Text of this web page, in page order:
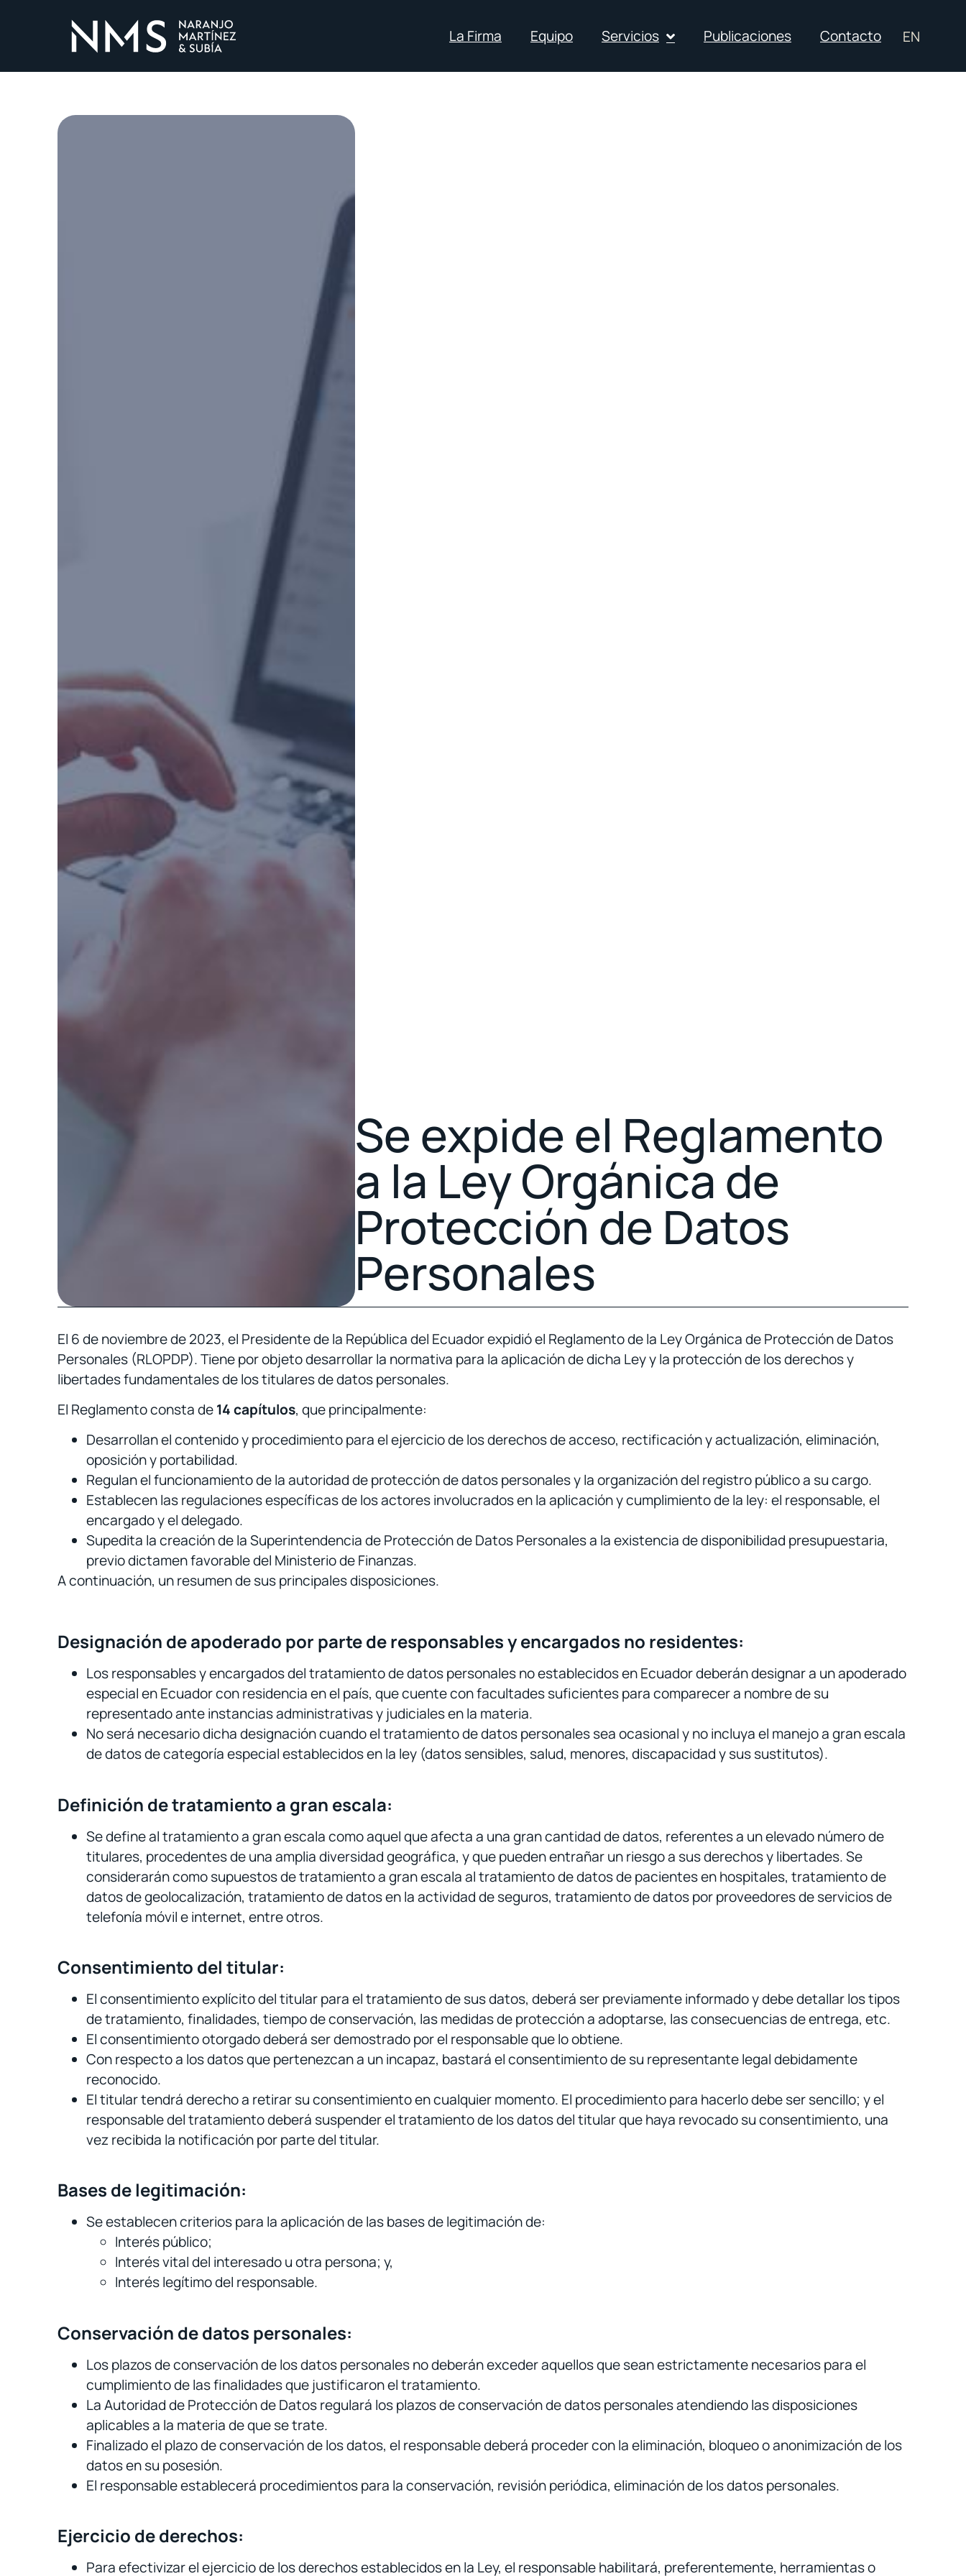
La Firma Equipo Servicios Publicaciones Contacto EN
Se expide el Reglamento
a la Ley Orgánica de
Protección de Datos
Personales
El 6 de noviembre de 2023, el Presidente de la República del Ecuador expidió el Reglamento de la Ley Orgánica de Protección de Datos
Personales (RLOPDP). Tiene por objeto desarrollar la normativa para la aplicación de dicha Ley y la protección de los derechos y
libertades fundamentales de los titulares de datos personales.
El Reglamento consta de14 capítulos, que principalmente:
Desarrollan el contenido y procedimiento para el ejercicio de los derechos de acceso, rectificación y actualización, eliminación,
oposición y portabilidad.
Regulan el funcionamiento de la autoridad de protección de datos personales y la organización del registro público a su cargo.
Establecen las regulaciones específicas de los actores involucrados en la aplicación y cumplimiento de la ley: el responsable, el
encargado y el delegado.
Supedita la creación de la Superintendencia de Protección de Datos Personales a la existencia de disponibilidad presupuestaria,
previo dictamen favorable del Ministerio de Finanzas.
A continuación, un resumen de sus principales disposiciones.
Designación de apoderado por parte de responsables y encargados no residentes:
Los responsables y encargados del tratamiento de datos personales no establecidos en Ecuador deberán designar a un apoderado
especial en Ecuador con residencia en el país, que cuente con facultades suficientes para comparecer a nombre de su
representado ante instancias administrativas y judiciales en la materia.
No será necesario dicha designación cuando el tratamiento de datos personales sea ocasional y no incluya el manejo a gran escala
de datos de categoría especial establecidos en la ley (datos sensibles, salud, menores, discapacidad y sus sustitutos).
Definición de tratamiento a gran escala:
Se define al tratamiento a gran escala como aquel que afecta a una gran cantidad de datos, referentes a un elevado número de
titulares, procedentes de una amplia diversidad geográfica, y que pueden entrañar un riesgo a sus derechos y libertades. Se
considerarán como supuestos de tratamiento a gran escala al tratamiento de datos de pacientes en hospitales, tratamiento de
datos de geolocalización, tratamiento de datos en la actividad de seguros, tratamiento de datos por proveedores de servicios de
telefonía móvil e internet, entre otros.
Consentimiento del titular:
El consentimiento explícito del titular para el tratamiento de sus datos, deberá ser previamente informado y debe detallar los tipos
de tratamiento, finalidades, tiempo de conservación, las medidas de protección a adoptarse, las consecuencias de entrega, etc.
El consentimiento otorgado deberá ser demostrado por el responsable que lo obtiene.
Con respecto a los datos que pertenezcan a un incapaz, bastará el consentimiento de su representante legal debidamente
reconocido.
El titular tendrá derecho a retirar su consentimiento en cualquier momento. El procedimiento para hacerlo debe ser sencillo; y el
responsable del tratamiento deberá suspender el tratamiento de los datos del titular que haya revocado su consentimiento, una
vez recibida la notificación por parte del titular.
Bases de legitimación:
Se establecen criterios para la aplicación de las bases de legitimación de:
Interés público;
Interés vital del interesado u otra persona; y,
Interés legítimo del responsable.
Conservación de datos personales:
Los plazos de conservación de los datos personales no deberán exceder aquellos que sean estrictamente necesarios para el
cumplimiento de las finalidades que justificaron el tratamiento.
La Autoridad de Protección de Datos regulará los plazos de conservación de datos personales atendiendo las disposiciones
aplicables a la materia de que se trate.
Finalizado el plazo de conservación de los datos, el responsable deberá proceder con la eliminación, bloqueo o anonimización de los
datos en su posesión.
El responsable establecerá procedimientos para la conservación, revisión periódica, eliminación de los datos personales.
Ejercicio de derechos:
Para efectivizar el ejercicio de los derechos establecidos en la Ley, el responsable habilitará, preferentemente, herramientas o